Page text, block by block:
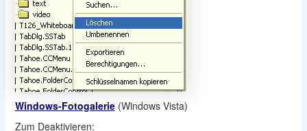
Windows-Fotogalerie(Windows Vista)
Zum Deaktivieren: